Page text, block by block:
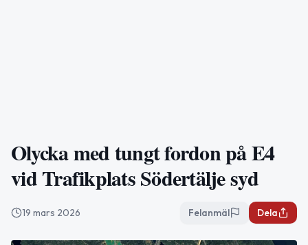
Olycka med tungt fordon på E4
vid Trafikplats Södertälje syd
19 mars 2026 Felanmäl Dela